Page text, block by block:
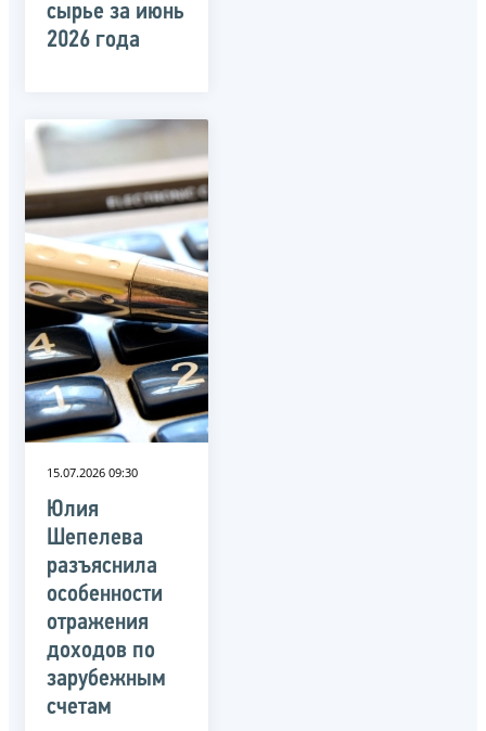
сырье за июнь
2026 года
15.07.2026 09:30
Юлия
Шепелева
разъяснила
особенности
отражения
доходов по
зарубежным
счетам